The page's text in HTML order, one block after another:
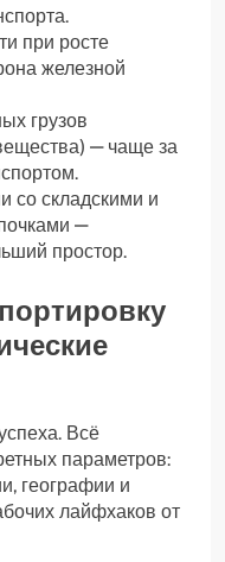
при росте
железной
грузов
— чаще за
со складскими и
—
простор.
Всё
параметров:
географии и
лайфхаков от